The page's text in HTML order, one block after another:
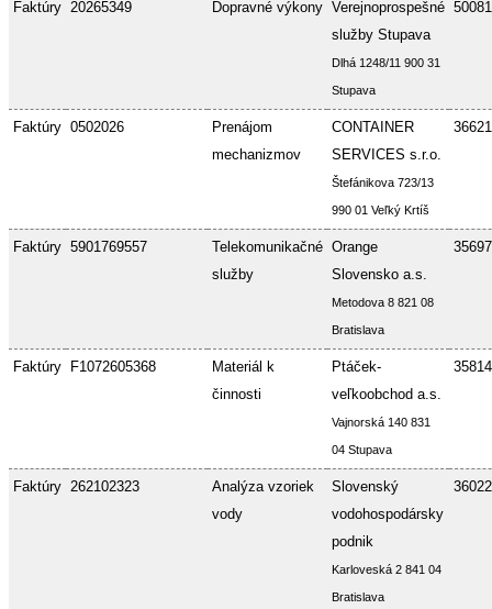
Faktúry 20265349 Dopravné výkony Verejnoprospešné
služby Stupava
Dlhá 1248/11 900 31
Stupava
Faktúry 0502026
Prenájom
mechanizmov
CONTAINER
SERVICES s.r.o.
Štefánikova 723/13
990 01 Veľký Krtíš
Faktúry 5901769557
Telekomunikačné
služby
Orange
Slovensko a.s.
Metodova 8 821 08
Bratislava
Faktúry F1072605368
Materiál k
činnosti
Ptáček-
veľkoobchod a.s.
Vajnorská 140 831
04 Stupava
Faktúry 262102323
Analýza vzoriek
vody
Slovenský
vodohospodársky
podnik
Karloveská 2 841 04
Bratislava